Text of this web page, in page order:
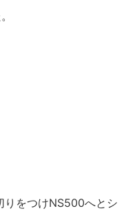
をつけNS500へとシ